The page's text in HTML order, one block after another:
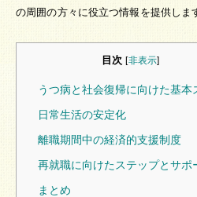
の周囲の方々に役立つ情報を提供しま
目次 [非表示]
うつ病と社会復帰に向けた基本
日常生活の安定化
離職期間中の経済的支援制度
再就職に向けたステップとサポ
まとめ